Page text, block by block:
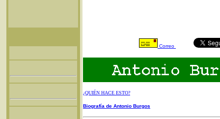
Correo
¿QUIÉN HACE ESTO?
Biografía de Antonio Burgos